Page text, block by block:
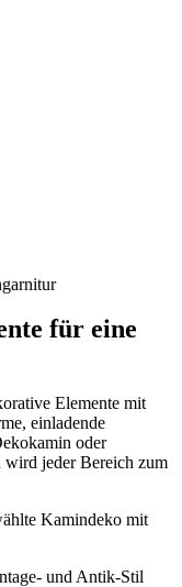
für eine
Elemente mit
einladende
oder
wird jeder Bereich zum
Kamindeko mit
und Antik-Stil